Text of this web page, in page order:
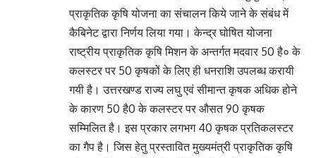
प्राकृतिक कृषि योजना का संचालन किये जाने के संबंध में
कैबिनेट द्वारा निर्णय लिया गया। केन्द्र घोषित योजना
राष्ट्रीय प्राकृतिक कृषि मिशन के अन्तर्गत मदवार 50 है० के
कलस्टर पर 50 कृषकों के लिए ही धनराशि उपलब्ध करायी
गयी है। उत्तरखण्ड राज्य लघु एवं सीमान्त कृषक अधिक होने
के कारण 50 है0 के कलस्टर पर औसत 90 कृषक
सम्मिलित है। इस प्रकार लगभग 40 कृषक प्रतिकलस्टर
का गैप है। जिस हेतु प्रस्तावित मुख्यमंत्री प्राकृतिक कृषि